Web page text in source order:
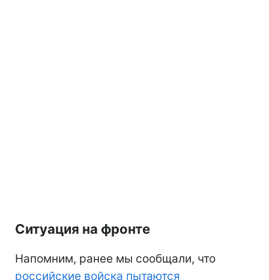
Ситуация на фронте
Напомним, ранее мы сообщали, что
российские войска пытаются